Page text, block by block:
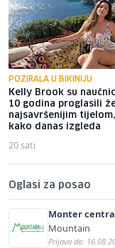
POZIRALA U BIKINIJU
Kelly Brook su
10 godina proglasili
najsavršenijim
kako danas izgleda
20 sati
Oglasi za posao
Monter
Mountain
Prijava do: